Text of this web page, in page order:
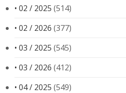
• 02 / 2025 (514)
• 02 / 2026 (377)
• 03 / 2025 (545)
• 03 / 2026 (412)
• 04 / 2025 (549)